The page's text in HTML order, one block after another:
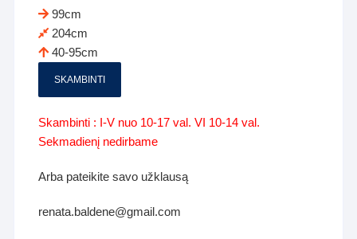
99cm
204cm
40-95cm
SKAMBINTI
Skambinti : I-V nuo 10-17 val. VI 10-14 val.
Sekmadienį nedirbame
Arba pateikite savo užklausą
renata.baldene@gmail.com